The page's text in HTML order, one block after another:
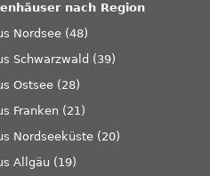
nach Region
Nordsee (48)
Schwarzwald (39)
Ostsee (28)
Franken (21)
Nordseeküste (20)
Allgäu (19)